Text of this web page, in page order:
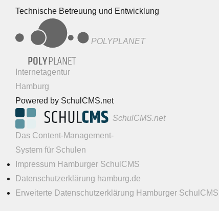
Technische Betreuung und Entwicklung
POLYPLANET
Internetagentur
Hamburg
Powered by SchulCMS.net
SchulCMS.net
Das Content-Management-
System für Schulen
Impressum Hamburger SchulCMS
Datenschutzerklärung hamburg.de
Erweiterte Datenschutzerklärung Hamburger SchulCMS